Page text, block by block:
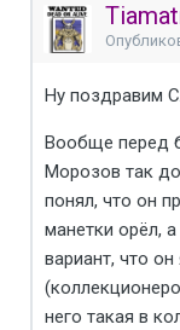
Ну поздравим
Вообще перед
Морозов так
понял, что он
манетки орёл,
вариант, что
него такая в